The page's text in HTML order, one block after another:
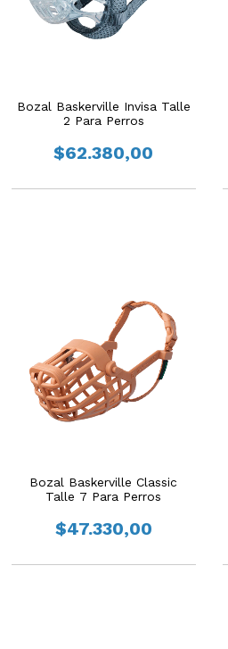
Bozal Baskerville Invisa Talle
2 Para Perros
$62.380,00
Bozal Baskerville Classic
Talle 7 Para Perros
$47.330,00